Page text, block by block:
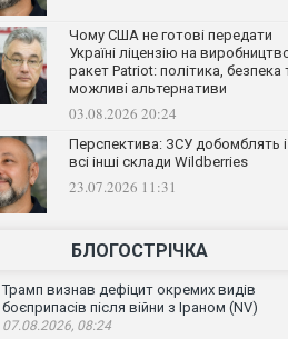
Чому США не готові передати
Україні ліцензію на
ракет Patriot: політика, безпека
можливі альтернативи
03.08.2026 20:24
Перспектива: ЗСУ добомблять і
всі інші склади Wildberries
23.07.2026 11:31
БЛОГОСТРІЧКА
Трамп визнав дефіцит окремих видів
боєприпасів після війни з Іраном (NV)
07.08.2026, 08:24